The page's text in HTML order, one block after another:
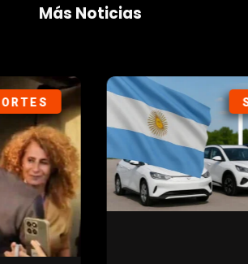
Más Noticias